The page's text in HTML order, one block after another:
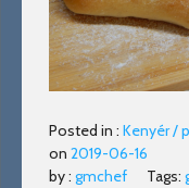
Posted in : Kenyér /
on 2019-06-16
by : gmchef Tags: